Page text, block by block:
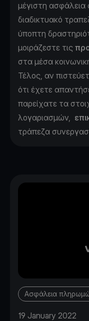
μέγιστη ασφάλεια
διαδικτυακό
ύποπτη
μοιράζεστε τις
στα μέσα
Τέλος, αν
ότι έχετε
παρείχατε τα
λογαριασμών,
τράπεζα
Ασφάλεια
19 January 2022